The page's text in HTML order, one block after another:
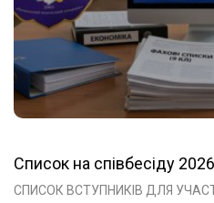
Список на співбесіду 2026
СПИСОК ВСТУПНИКІВ ДЛЯ